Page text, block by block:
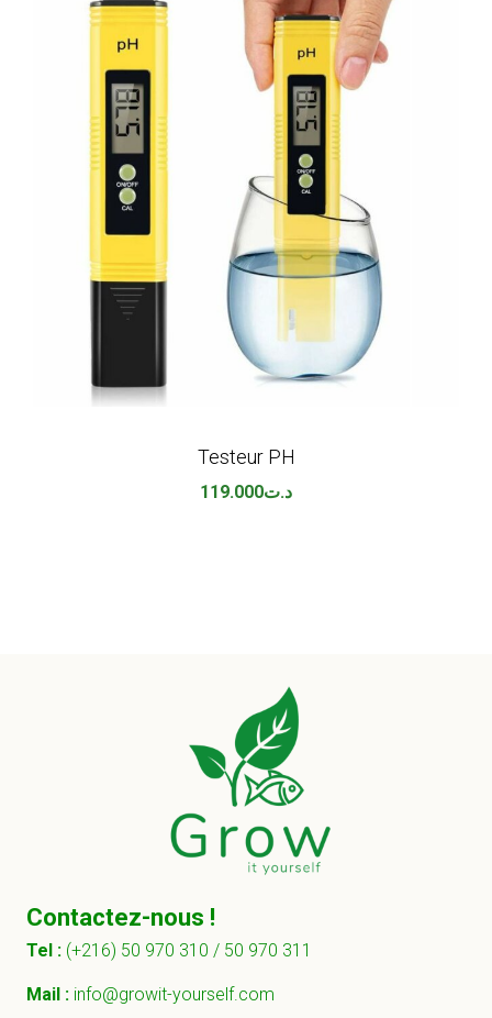
Testeur PH
د.ت119.000
Contactez-nous !
Tel : (+216) 50 970 310 / 50 970 311
Mail : info@growit-yourself.com